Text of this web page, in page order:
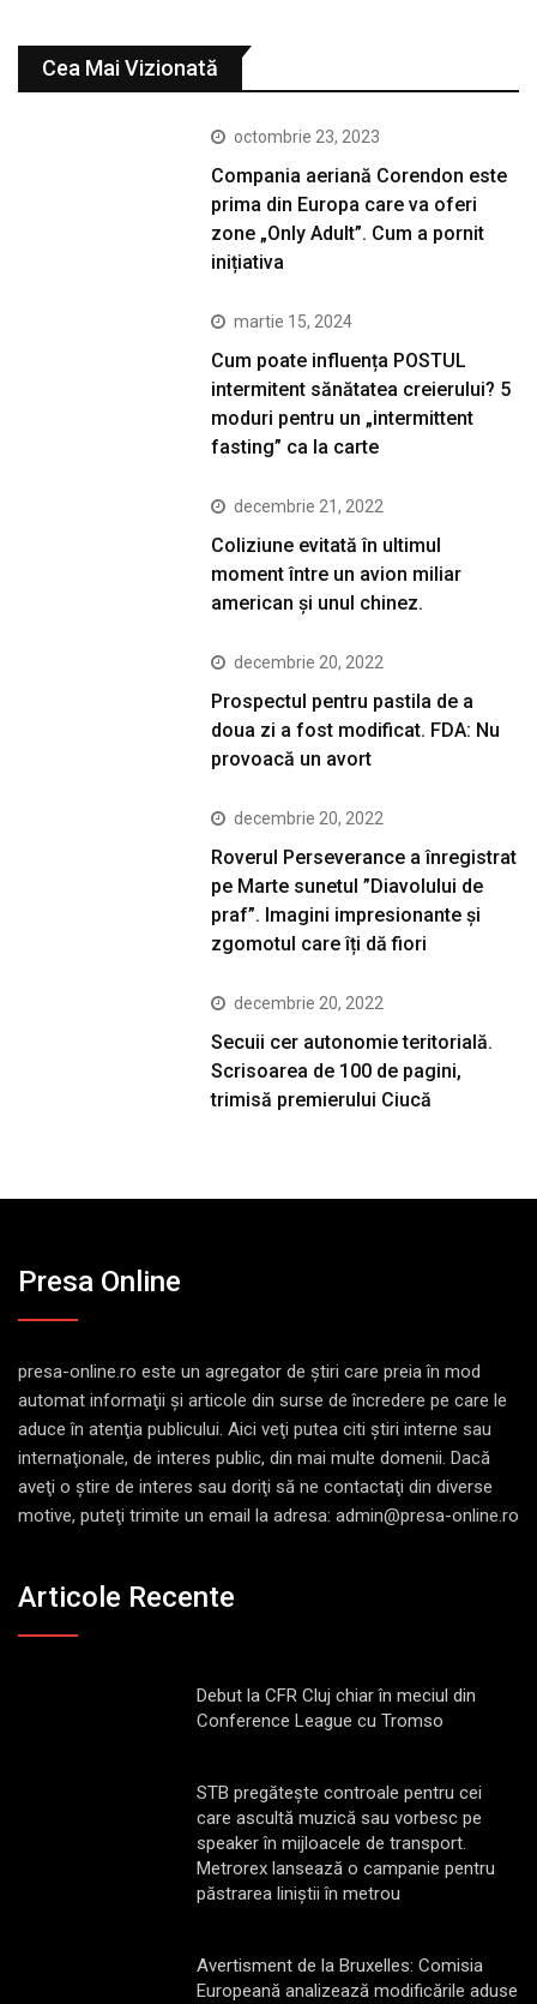
Cea Mai Vizionată
octombrie 23, 2023
Compania aeriană Corendon este
prima din Europa care va oferi
zone „Only Adult”. Cum a pornit
inițiativa
martie 15, 2024
Cum poate influența POSTUL
intermitent sănătatea creierului? 5
moduri pentru un „intermittent
fasting” ca la carte
decembrie 21, 2022
Coliziune evitată în ultimul
moment între un avion miliar
american şi unul chinez.
decembrie 20, 2022
Prospectul pentru pastila de a
doua zi a fost modificat. FDA: Nu
provoacă un avort
decembrie 20, 2022
Roverul Perseverance a înregistrat
pe Marte sunetul ”Diavolului de
praf”. Imagini impresionante și
zgomotul care îți dă fiori
decembrie 20, 2022
Secuii cer autonomie teritorială.
Scrisoarea de 100 de pagini,
trimisă premierului Ciucă
Presa Online
presa-online.ro este un agregator de ştiri care preia în mod
automat informaţii şi articole din surse de încredere pe care le
aduce în atenţia publicului. Aici veţi putea citi ştiri interne sau
internaţionale, de interes public, din mai multe domenii. Dacă
aveţi o ştire de interes sau doriţi să ne contactaţi din diverse
motive, puteţi trimite un email la adresa: admin@presa-online.ro
Articole Recente
Debut la CFR Cluj chiar în meciul din
Conference League cu Tromso
STB pregătește controale pentru cei
care ascultă muzică sau vorbesc pe
speaker în mijloacele de transport.
Metrorex lansează o campanie pentru
păstrarea liniștii în metrou
Avertisment de la Bruxelles: Comisia
Europeană analizează modificările aduse